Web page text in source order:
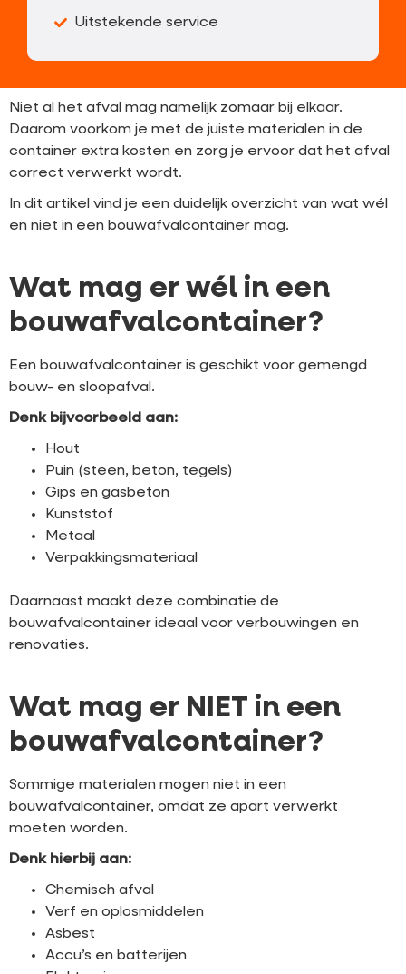
Uitstekende service
Niet al het afval mag namelijk zomaar bij elkaar.
Daarom voorkom je met de juiste materialen in de
container extra kosten en zorg je ervoor dat het afval
correct verwerkt wordt.
In dit artikel vind je een duidelijk overzicht van wat wél
en niet in een bouwafvalcontainer mag.
Wat mag er wél in een
bouwafvalcontainer?
Een bouwafvalcontainer is geschikt voor gemengd
bouw- en sloopafval.
Denk bijvoorbeeld aan:
Hout
Puin (steen, beton, tegels)
Gips en gasbeton
Kunststof
Metaal
Verpakkingsmateriaal
Daarnaast maakt deze combinatie de
bouwafvalcontainer ideaal voor verbouwingen en
renovaties.
Wat mag er NIET in een
bouwafvalcontainer?
Sommige materialen mogen niet in een
bouwafvalcontainer, omdat ze apart verwerkt
moeten worden.
Denk hierbij aan:
Chemisch afval
Verf en oplosmiddelen
Asbest
Accu’s en batterijen